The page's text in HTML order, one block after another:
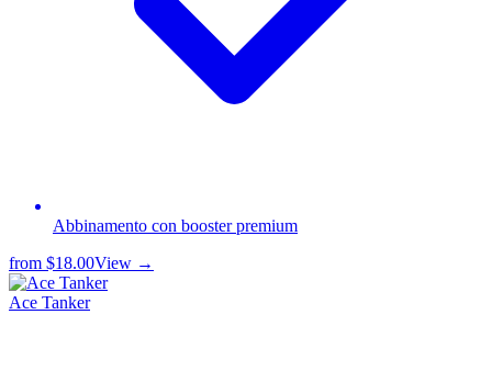
Abbinamento con booster premium
from $18.00View →
Ace Tanker